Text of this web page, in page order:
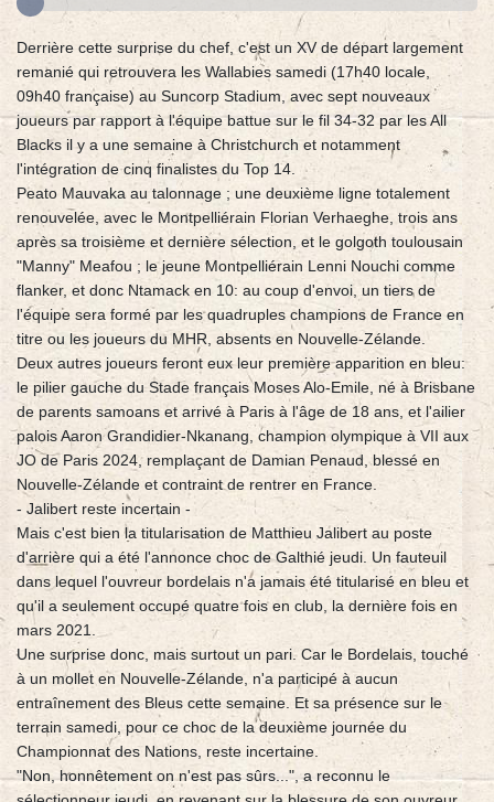
Derrière cette surprise du chef, c'est un XV de départ largement
remanié qui retrouvera les Wallabies samedi (17h40 locale,
09h40 française) au Suncorp Stadium, avec sept nouveaux
joueurs par rapport à l'équipe battue sur le fil 34-32 par les All
Blacks il y a une semaine à Christchurch et notamment
l'intégration de cinq finalistes du Top 14.
Peato Mauvaka au talonnage ; une deuxième ligne totalement
renouvelée, avec le Montpelliérain Florian Verhaeghe, trois ans
après sa troisième et dernière sélection, et le golgoth toulousain
"Manny" Meafou ; le jeune Montpelliérain Lenni Nouchi comme
flanker, et donc Ntamack en 10: au coup d'envoi, un tiers de
l'équipe sera formé par les quadruples champions de France en
titre ou les joueurs du MHR, absents en Nouvelle-Zélande.
Deux autres joueurs feront eux leur première apparition en bleu:
le pilier gauche du Stade français Moses Alo-Emile, né à Brisbane
de parents samoans et arrivé à Paris à l'âge de 18 ans, et l'ailier
palois Aaron Grandidier-Nkanang, champion olympique à VII aux
JO de Paris 2024, remplaçant de Damian Penaud, blessé en
Nouvelle-Zélande et contraint de rentrer en France.
- Jalibert reste incertain -
Mais c'est bien la titularisation de Matthieu Jalibert au poste
d'arrière qui a été l'annonce choc de Galthié jeudi. Un fauteuil
dans lequel l'ouvreur bordelais n'a jamais été titularisé en bleu et
qu'il a seulement occupé quatre fois en club, la dernière fois en
mars 2021.
Une surprise donc, mais surtout un pari. Car le Bordelais, touché
à un mollet en Nouvelle-Zélande, n'a participé à aucun
entraînement des Bleus cette semaine. Et sa présence sur le
terrain samedi, pour ce choc de la deuxième journée du
Championnat des Nations, reste incertaine.
"Non, honnêtement on n'est pas sûrs...", a reconnu le